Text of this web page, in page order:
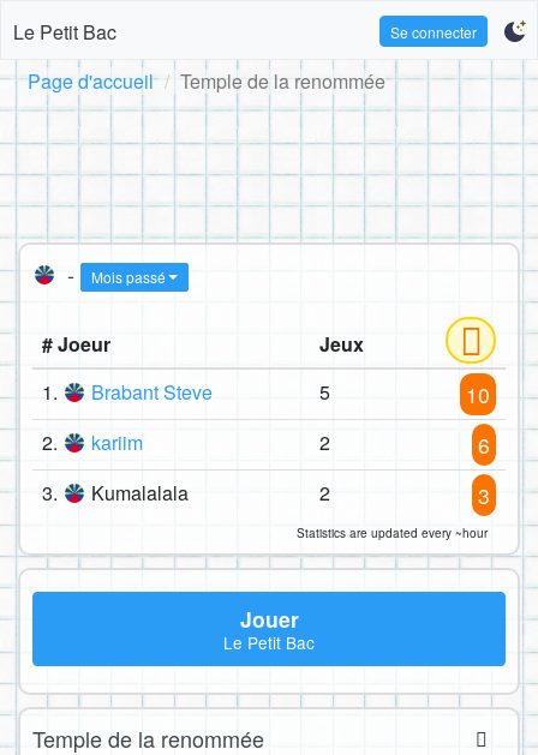
Le Petit Bac Se connecter
Page d'accueil Temple de la renommée
- Mois passé
# Joeur
Jeux
1.
Brabant Steve 5 10
2. kariim 2 6
3. Kumalalala 2 3
Statistics are updated every ~hour
Jouer
Le Petit Bac
Temple de la renommée